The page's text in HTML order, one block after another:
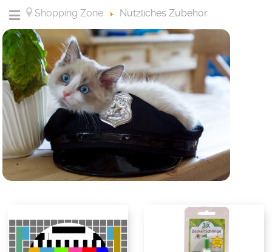
Shopping Zone Nützliches Zubehör